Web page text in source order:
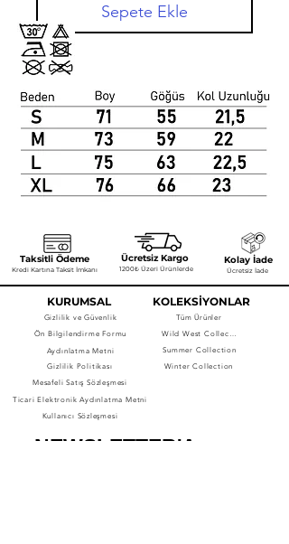
Sepete Ekle
Taksitli Ödeme
Kredi Kartına Taksit İmkanı
Ücretsiz Kargo
1200₺ Üzeri Ürünlerde
Kolay İade
Ücretsiz İade
KURUMSAL
Gizlilik ve Güvenlik
Ön Bilgilendirme Formu
Aydınlatma Metni
Gizlilik Politikası
KOLEKSİYONLAR
Tüm Ürünler
Wild West Collection
Summer Collection
Winter Collection
Mesafeli Satış Sözleşmesi
Ticari Elektronik Aydınlatma Metni
Kullanıcı Sözleşmesi
NEWSLETTER'A